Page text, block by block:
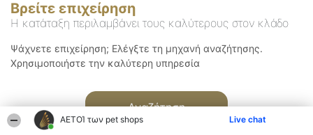
ΑΕΤΟΊ των pet shops Live chat
Βρείτε επιχείρηση
Η κατάταξη περιλαμβάνει τους καλύτερους στον κλάδο
Ψάχνετε επιχείρηση; Ελέγξτε τη μηχανή αναζήτησης.
Χρησιμοποιήστε την καλύτερη υπηρεσία
Αναζήτηση